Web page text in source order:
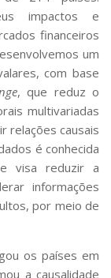
impactos e
financeiros
um
com base
, que reduz o
multivariadas
relações causais
é conhecida
visa reduzir a
informações
por meio de
os países em
a causalidade